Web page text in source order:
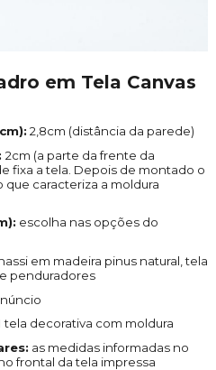
em Tela Canvas
2,8cm (distância da parede)
2cm (a parte da frente da
fixa a tela. Depois de montado o
que caracteriza a moldura
escolha nas opções do
em madeira pinus natural, tela
penduradores
tela decorativa com moldura
as medidas informadas no
frontal da tela impressa